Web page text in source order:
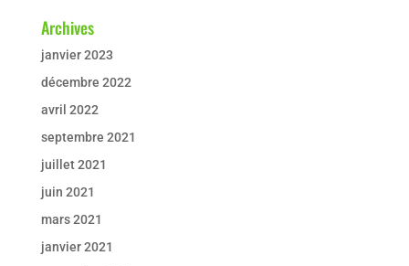
Archives
janvier 2023
décembre 2022
avril 2022
septembre 2021
juillet 2021
juin 2021
mars 2021
janvier 2021